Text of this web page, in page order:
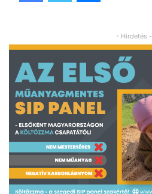
- Hirdetés -